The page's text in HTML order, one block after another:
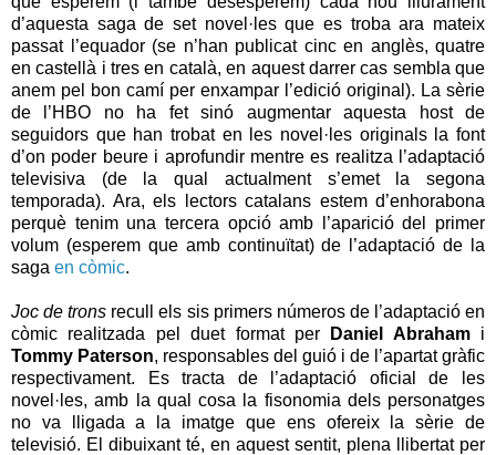
d’aquesta saga de set novel·les que es troba ara mateix
passat l’equador (se n’han publicat cinc en anglès, quatre
en castellà i tres en català, en aquest darrer cas sembla que
anem pel bon camí per enxampar l’edició original). La sèrie
de l’HBO no ha fet sinó augmentar aquesta host de
seguidors que han trobat en les novel·les originals la font
d’on poder beure i aprofundir mentre es realitza l’adaptació
televisiva (de la qual actualment s’emet la segona
temporada). Ara, els lectors catalans estem d’enhorabona
perquè tenim una tercera opció amb l’aparició del primer
volum (esperem que amb continuïtat) de l’adaptació de la
saga en còmic.
Joc de trons recull els sis primers números de l’adaptació en
còmic realitzada pel duet format per
Daniel Abrahami
Tommy Paterson, responsables del guió i de l’apartat gràfic
respectivament. Es tracta de l’adaptació oficial de les
novel·les, amb la qual cosa la fisonomia dels personatges
no va lligada a la imatge que ens ofereix la sèrie de
televisió. El dibuixant té, en aquest sentit, plena llibertat per